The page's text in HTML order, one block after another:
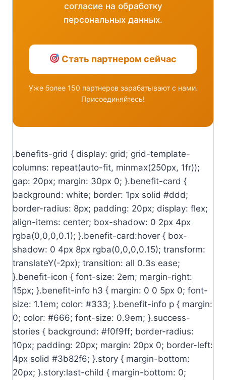
согласие на обработку
персональных данных.
Стать партнером сейчас
Уже более 150 партнеров зарабатывают с нами.
Присоединяйтесь!
.benefits-grid { display: grid; grid-template-
columns: repeat(auto-fit, minmax(250px, 1fr));
gap: 20px; margin: 30px 0; }.benefit-card {
background: white; border: 1px solid #ddd;
border-radius: 8px; padding: 20px; display: flex;
align-items: center; box-shadow: 0 2px 4px
rgba(0,0,0,0.1); }.benefit-card:hover { box-
shadow: 0 4px 8px rgba(0,0,0,0.15); transform:
translateY(-2px); transition: all 0.3s ease;
}.benefit-icon { font-size: 2em; margin-right:
15px; }.benefit-info h3 { margin: 0 0 5px 0; font-
size: 1.1em; color: #333; }.benefit-info p { margin:
0; color: #666; font-size: 0.9em; }.success-
stories { background: #f0f9ff; border-radius:
10px; padding: 20px; margin: 20px 0; border-left:
4px solid #3b82f6; }.story { margin-bottom:
20px; }.story:last-child { margin-bottom: 0;